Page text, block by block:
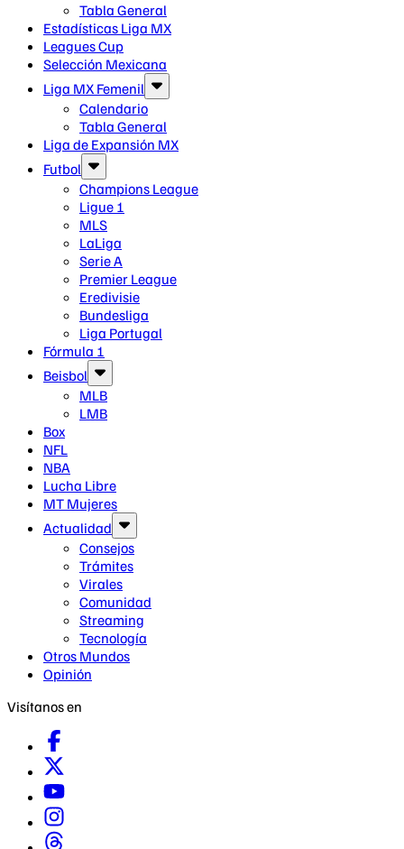
Tabla General
Estadísticas Liga MX
Leagues Cup
Selección Mexicana
Liga MX Femenil
Calendario
Tabla General
Liga de Expansión MX
Futbol
Champions League
Ligue 1
MLS
LaLiga
Serie A
Premier League
Eredivisie
Bundesliga
Liga Portugal
Fórmula 1
Beisbol
MLB
LMB
Box
NFL
NBA
Lucha Libre
MT Mujeres
Actualidad
Consejos
Trámites
Virales
Comunidad
Streaming
Tecnología
Otros Mundos
Opinión
Visítanos en